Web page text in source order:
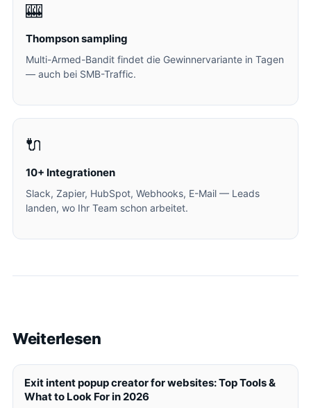
🎰
Thompson sampling
Multi-Armed-Bandit findet die Gewinnervariante in Tagen
— auch bei SMB-Traffic.
🔌
10+ Integrationen
Slack, Zapier, HubSpot, Webhooks, E-Mail — Leads
landen, wo Ihr Team schon arbeitet.
Weiterlesen
Exit intent popup creator for websites: Top Tools &
What to Look For in 2026